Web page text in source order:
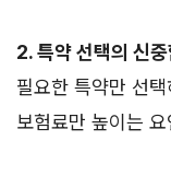
2. 특약 선택의 신
필요한 특약만 선
보험료만 높이는